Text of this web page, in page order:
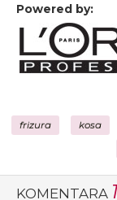
Powered by:
frizura kosa
KOMENTARA